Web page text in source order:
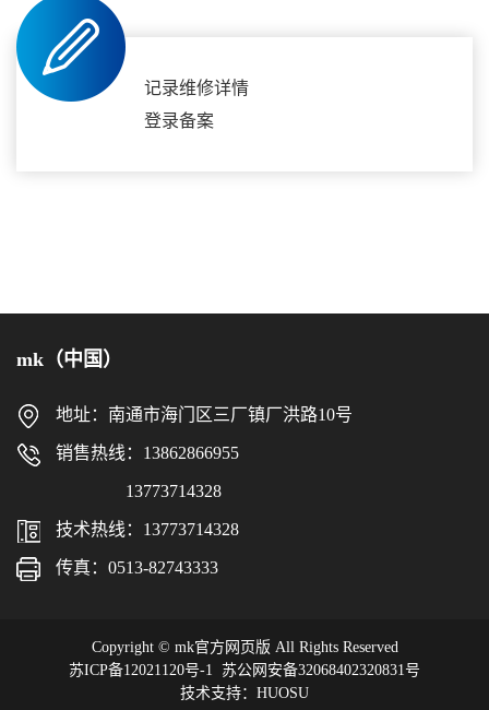
记录维修详情
登录备案
mk（中国）
地址：南通市海门区三厂镇厂洪路10号
销售热线：13862866955
13773714328
技术热线：13773714328
传真：0513-82743333
Copyright © mk官方网页版 All Rights Reserved
苏ICP备12021120号-1 苏公网安备32068402320831号
技术支持：HUOSU